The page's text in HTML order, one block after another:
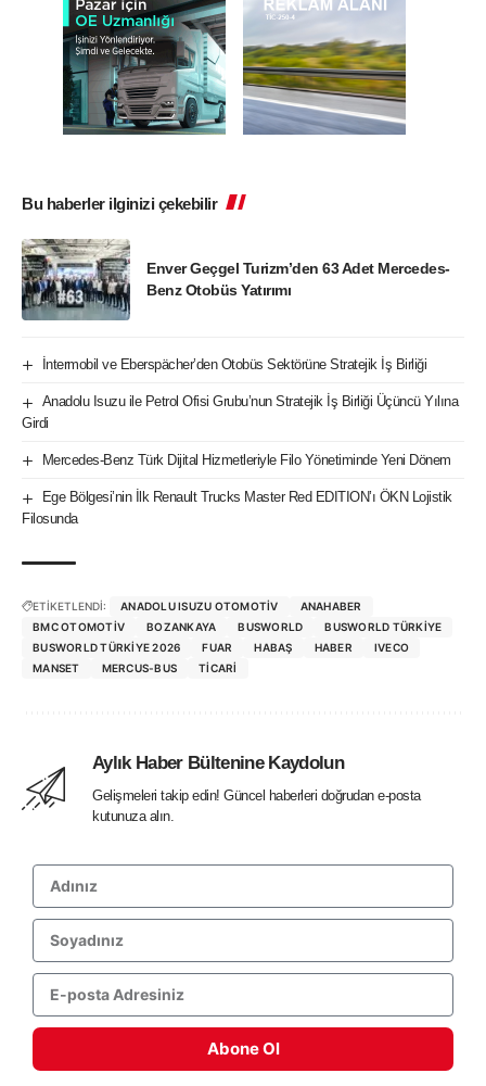
Bu haberler ilginizi çekebilir
Enver Geçgel Turizm’den 63 Adet Mercedes-
Benz Otobüs Yatırımı
İntermobil ve Eberspächer’den Otobüs Sektörüne Stratejik İş Birliği
Anadolu Isuzu ile Petrol Ofisi Grubu’nun Stratejik İş Birliği Üçüncü Yılına
Girdi
Mercedes-Benz Türk Dijital Hizmetleriyle Filo Yönetiminde Yeni Dönem
Ege Bölgesi’nin İlk Renault Trucks Master Red EDITION’ı ÖKN Lojistik
Filosunda
ETİKETLENDİ: ANADOLU ISUZU OTOMOTIV
ANAHABER
BMC OTOMOTIV
BOZANKAYA BUSWORLD
BUSWORLD TÜRKIYE
BUSWORLD TÜRKIYE 2026
FUAR HABAŞ HABER
IVECO
MANSET
MERCUS-BUS TICARI
Aylık Haber Bültenine Kaydolun
Gelişmeleri takip edin! Güncel haberleri doğrudan e-posta
kutunuza alın.
Abone Ol